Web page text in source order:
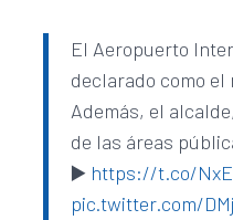
El Aeropuerto
declarado como el
Además, el alcalde,
de las áreas
▶️ https://t.co/
pic.twitter.com/